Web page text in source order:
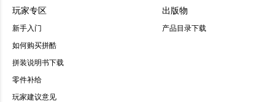
玩家专区
新手入门
如何购买拼酷
拼装说明书下载
零件补给
玩家建议意见
出版物
产品目录下载